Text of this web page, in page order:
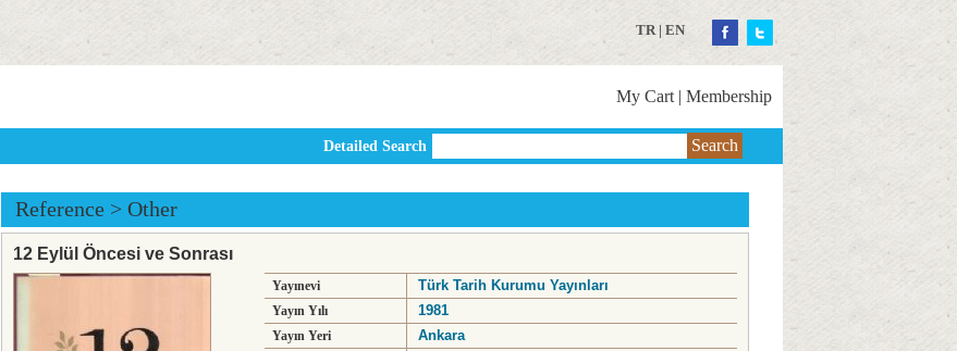
TR| EN
My Cart | Membership
Detailed Search Search
Reference > Other
12 Eylül Öncesi ve Sonrası
Yayınevi Türk Tarih Kurumu Yayınları
Yayın Yılı 1981
Yayın Yeri Ankara